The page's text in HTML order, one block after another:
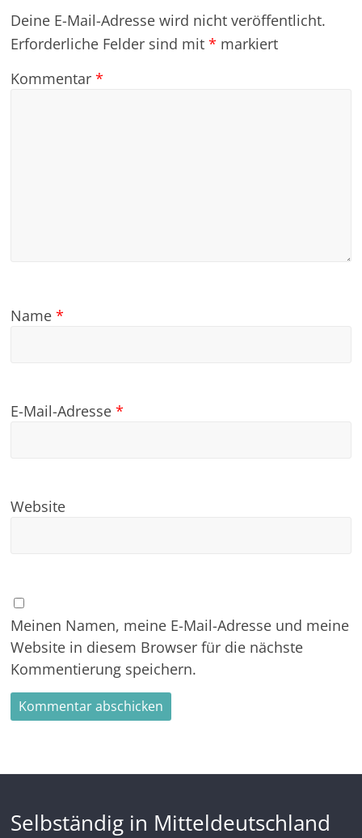
Deine E-Mail-Adresse wird nicht veröffentlicht.
Erforderliche Felder sind mit* markiert
Kommentar*
Name*
E-Mail-Adresse*
Website
Meinen Namen, meine E-Mail-Adresse und meine
Website in diesem Browser für die nächste
Kommentierung speichern.
Selbständig in Mitteldeutschland